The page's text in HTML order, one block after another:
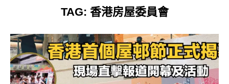
TAG: 香港房屋委員會